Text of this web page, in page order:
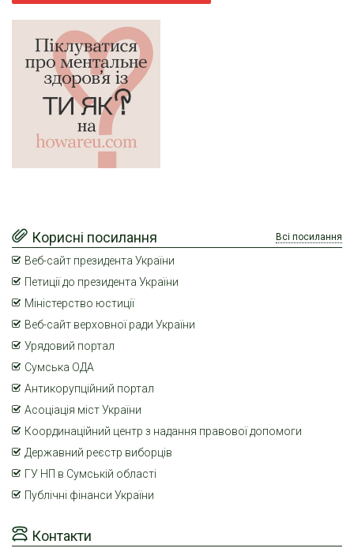
Контакти
Корисні посилання Всі посилання
Веб-сайт президента України
Петиції до президента України
Міністерство юстиції
Веб-сайт верховної ради України
Урядовий портал
Сумська ОДА
Антикорупційний портал
Асоціація міст України
Координаційний центр з надання правової допомоги
Державний реєстр виборців
ГУ НП в Сумській області
Публічні фінанси України